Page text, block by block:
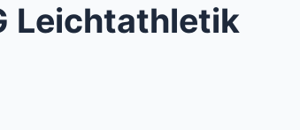
Leichtathletik